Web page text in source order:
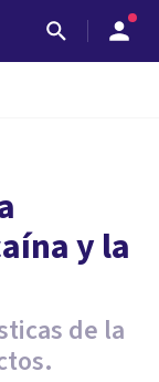
y la
de la